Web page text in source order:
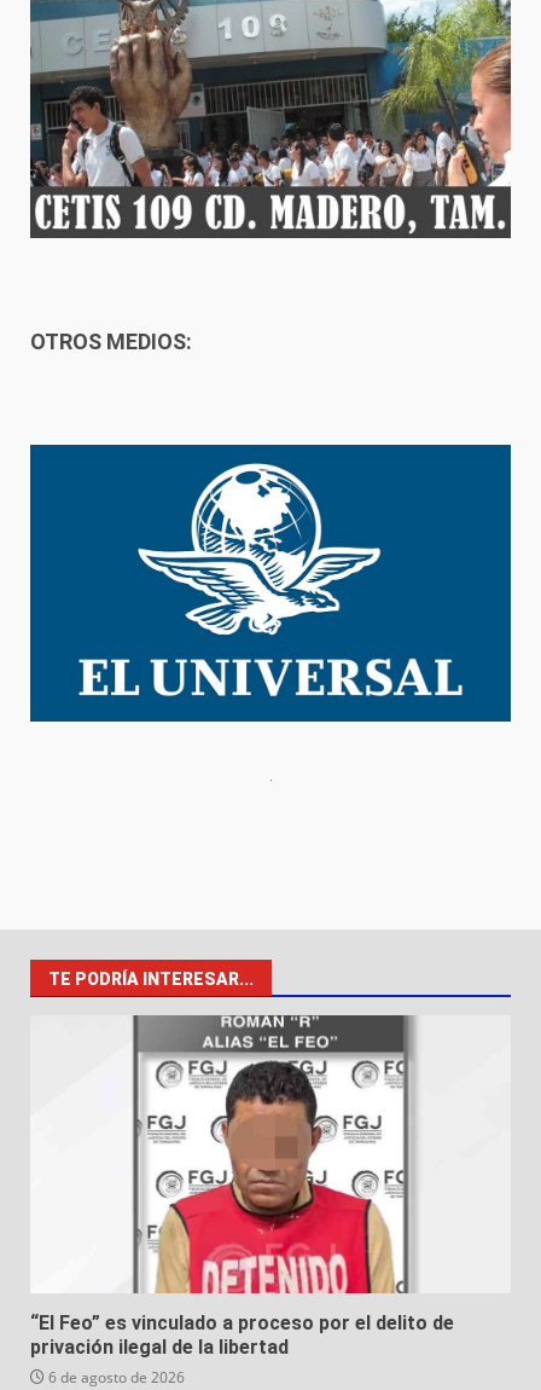
OTROS MEDIOS:
TE PODRÍA INTERESAR...
“El Feo” es vinculado a proceso por el delito de
privación ilegal de la libertad
6 de agosto de 2026